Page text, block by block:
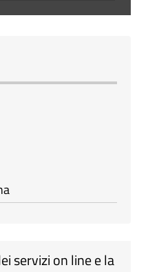
servizi on line e la